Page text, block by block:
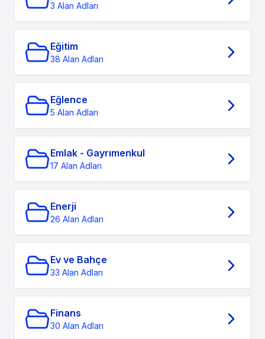
3 Alan Adları
Eğitim
38 Alan Adları
Eğlence
5 Alan Adları
Emlak - Gayrımenkul
17 Alan Adları
Enerji
26 Alan Adları
Ev ve Bahçe
33 Alan Adları
Finans
30 Alan Adları